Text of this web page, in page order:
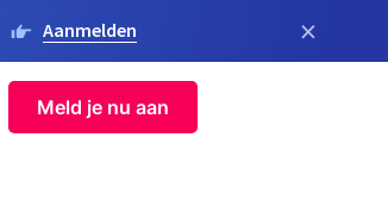
Aanmelden ×
Meld je nu aan